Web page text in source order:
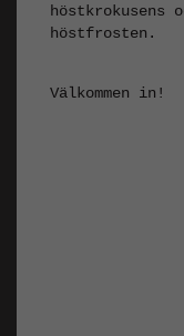
höstkrokusens
höstfrosten.
Välkommen in!